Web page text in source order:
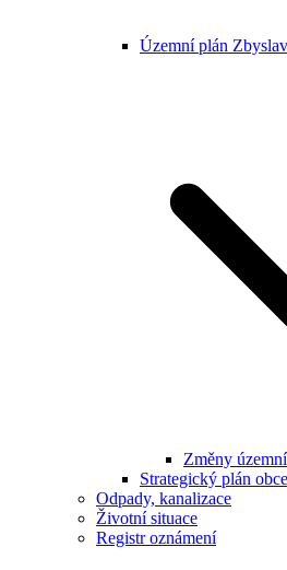
Územní plán
Změny
Strategický plán obce
Odpady, kanalizace
Životní situace
Registr oznámení